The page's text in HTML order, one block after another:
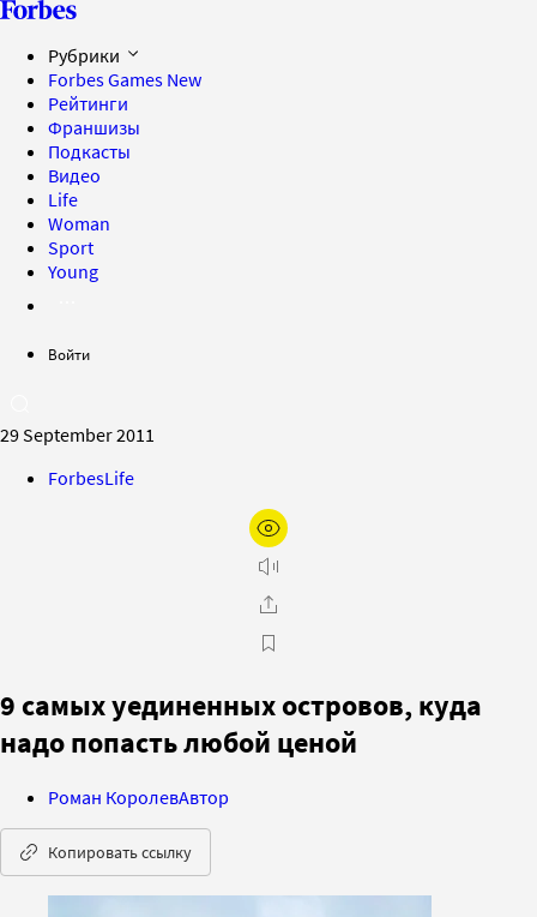
Рубрики
Forbes Games New
Рейтинги
Франшизы
Подкасты
Видео
Life
Woman
Sport
Young
Войти
29 September 2011
ForbesLife
9 самых уединенных островов, куда
надо попасть любой ценой
Роман КоролевАвтор
Копировать ссылку